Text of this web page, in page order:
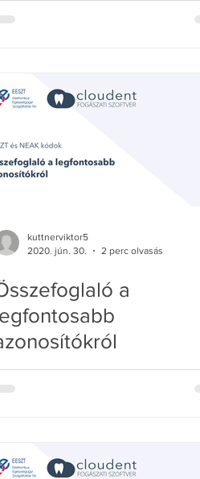
kuttnerviktor5
2020. jún. 30.
2 perc olvasás
a